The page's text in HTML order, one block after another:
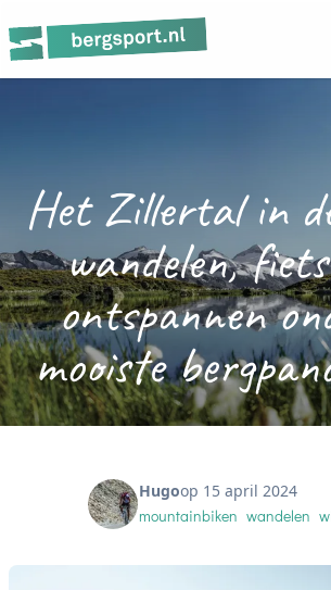
Het Zillertal in
wandelen,
ontspannen
mooiste
Hugoop 15 april 2024
mountainbiken wandelen